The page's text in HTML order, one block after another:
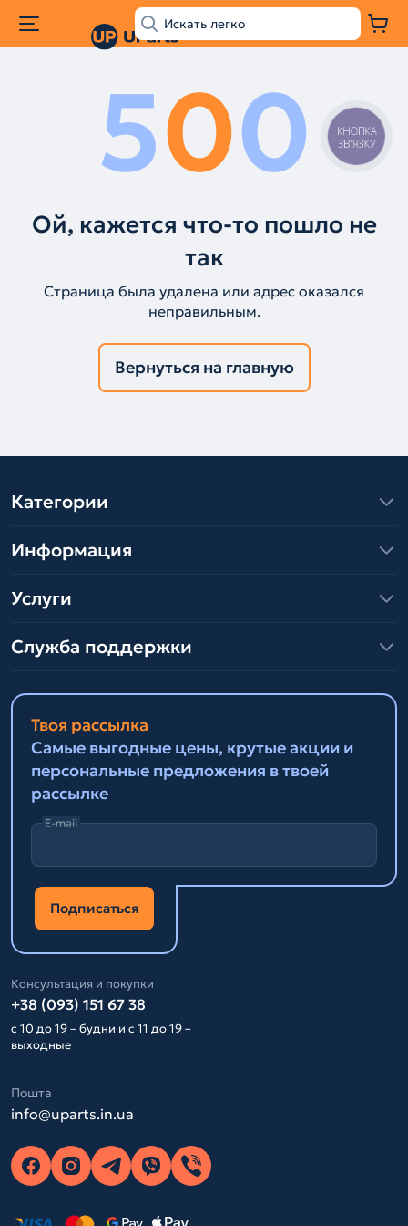
500
Ой, кажется что-то пошло не
так
Страница была удалена или адрес оказался
неправильным.
Вернуться на главную
Категории
Информация
Услуги
Служба поддержки
Твоя рассылка
Самые выгодные цены, крутые акции и
персональные предложения в твоей
рассылке
E-mail
Подписаться
Консультация и покупки
+38 (093) 151 67 38
с 10 до 19 – будни и с 11 до 19 –
выходные
Пошта
info@uparts.in.ua
КНОПКА
ЗВ'ЯЗКУ